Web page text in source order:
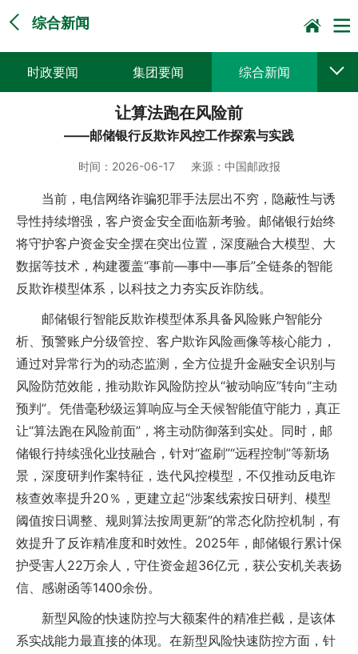
综合新闻
时政要闻 集团要闻 综合新闻
党建动态 普遍服务
集邮报道
让算法跑在风险前
——邮储银行反欺诈风控工作探索与实践
时间： 2026-06-17来源： 中国邮政报
当前，电信网络诈骗犯罪手法层出不穷，隐蔽性与诱
导性持续增强，客户资金安全面临新考验。邮储银行始终
将守护客户资金安全摆在突出位置，深度融合大模型、大
数据等技术，构建覆盖“事前—事中—事后”全链条的智能
反欺诈模型体系，以科技之力夯实反诈防线。
邮储银行智能反欺诈模型体系具备风险账户智能分
析、预警账户分级管控、客户欺诈风险画像等核心能力，
通过对异常行为的动态监测，全方位提升金融安全识别与
风险防范效能，推动欺诈风险防控从“被动响应”转向“主动
预判”。凭借毫秒级运算响应与全天候智能值守能力，真正
让“算法跑在风险前面”，将主动防御落到实处。同时，邮
储银行持续强化业技融合，针对“盗刷”“远程控制”等新场
景，深度研判作案特征，迭代风控模型，不仅推动反电诈
核查效率提升20％，更建立起“涉案线索按日研判、模型
阈值按日调整、规则算法按周更新”的常态化防控机制，有
效提升了反诈精准度和时效性。2025年，邮储银行累计保
护受害人22万余人，守住资金超36亿元，获公安机关表扬
信、感谢函等1400余份。
新型风险的快速防控与大额案件的精准拦截，是该体
系实战能力最直接的体现。在新型风险快速防控方面，针